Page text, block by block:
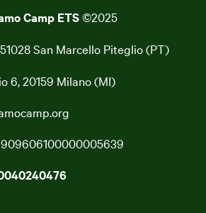
Camp ETS©2025
San Marcello Piteglio (PT)
6, 20159 Milano (MI)